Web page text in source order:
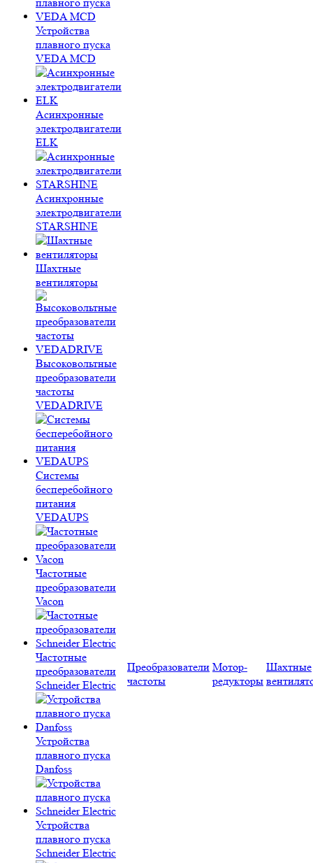
Устройства
плавного пуска
VEDA MCD
Асинхронные
электродвигатели
ELK
Асинхронные
электродвигатели
STARSHINE
Шахтные
вентиляторы
Высоковольтные
преобразователи
частоты
VEDADRIVE
Системы
бесперебойного
питания
VEDAUPS
Частотные
преобразователи
Vacon
Частотные
преобразователи
Schneider Electric
Устройства
плавного пуска
Danfoss
Устройства
плавного пуска
Schneider Electric
Преобразователи
частоты
Мотор-
редукторы
Шахтные